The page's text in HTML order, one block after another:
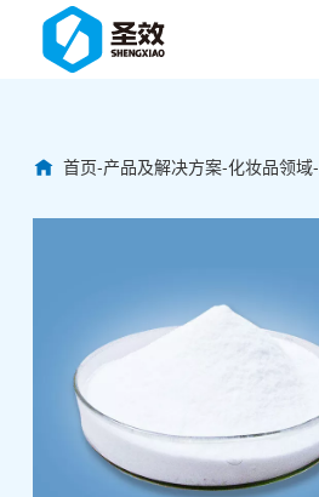
首页-产品及解决方案-化妆品领域-